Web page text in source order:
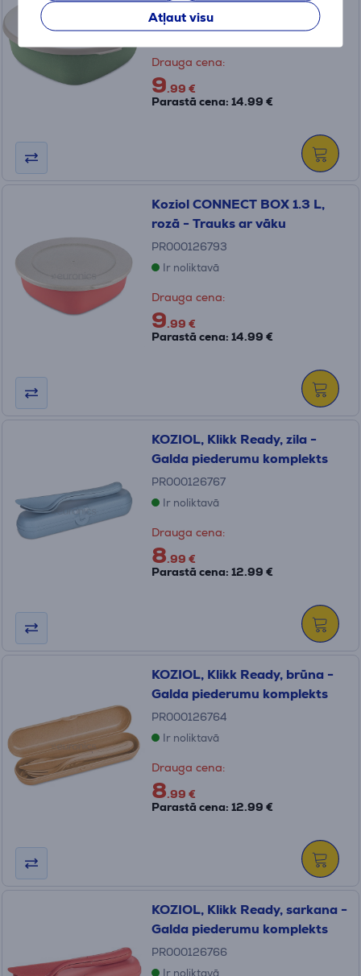
Atļaut visu
PR000126792
Ir noliktavā
Drauga cena:
9.99 €
Parastā cena: 14.99 €
Koziol CONNECT BOX 1.3 L,
rozā - Trauks ar vāku
PR000126793
Ir noliktavā
Drauga cena:
9.99 €
Parastā cena: 14.99 €
KOZIOL, Klikk Ready, zila -
Galda piederumu komplekts
PR000126767
Ir noliktavā
Drauga cena:
8.99 €
Parastā cena: 12.99 €
KOZIOL, Klikk Ready, brūna -
Galda piederumu komplekts
PR000126764
Ir noliktavā
Drauga cena:
8.99 €
Parastā cena: 12.99 €
KOZIOL, Klikk Ready, sarkana -
Galda piederumu komplekts
PR000126766
Ir noliktavā